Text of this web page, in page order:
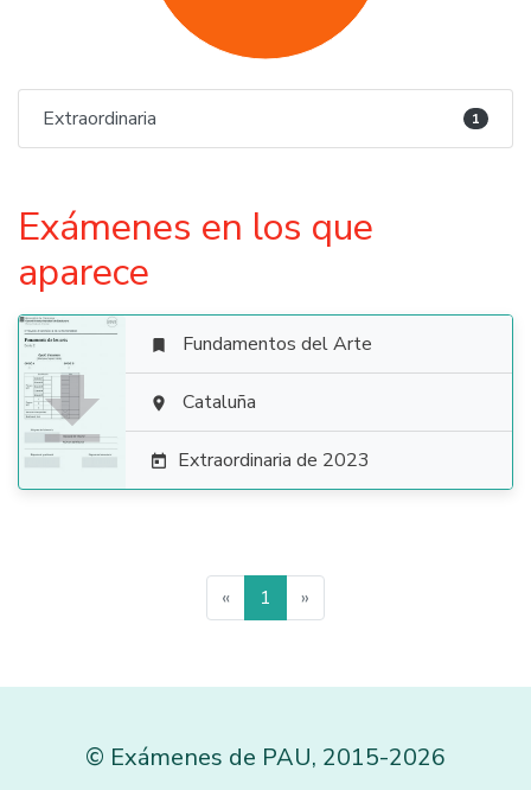
Extraordinaria 1
Exámenes en los que
aparece

 Fundamentos del Arte
 Cataluña
 Extraordinaria de 2023
« 1 »
© Exámenes de PAU, 2015-2026